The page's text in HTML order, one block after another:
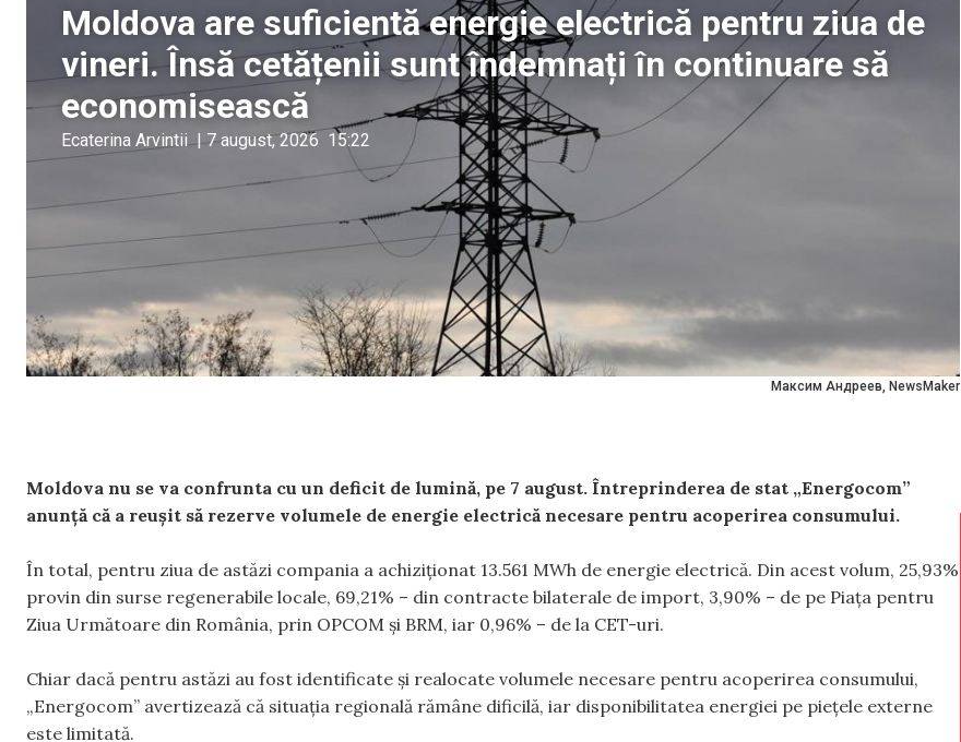
Максим Андреев, NewsMaker
Moldova are suficientă energie electrică pentru ziua de
vineri. Însă cetățenii sunt îndemnați în continuare să
economisească
Ecaterina Arvintii | 7 august, 2026 15:22
Moldova nu se va confrunta cu un deficit de lumină, pe 7 august. Întreprinderea de stat „Energocom”
anunță că a reușit să rezerve volumele de energie electrică necesare pentru acoperirea consumului.
În total, pentru ziua de astăzi compania a achiziționat 13.561 MWh de energie electrică. Din acest volum, 25,93%
provin din surse regenerabile locale, 69,21% – din contracte bilaterale de import, 3,90% – de pe Piața pentru
Ziua Următoare din România, prin OPCOM și BRM, iar 0,96% – de la CET-uri.
Chiar dacă pentru astăzi au fost identificate și realocate volumele necesare pentru acoperirea consumului,
„Energocom” avertizează că situația regională rămâne dificilă, iar disponibilitatea energiei pe piețele externe
este limitată.